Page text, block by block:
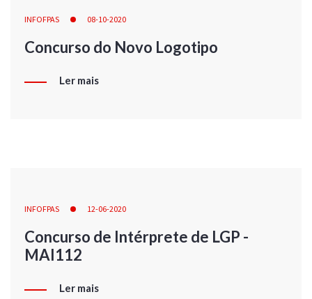
INFOFPAS 08-10-2020
Concurso do Novo Logotipo
Ler mais
INFOFPAS 12-06-2020
Concurso de Intérprete de LGP -
MAI112
Ler mais